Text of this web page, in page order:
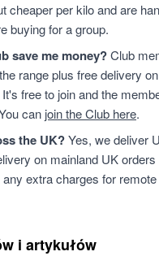
cheaper per kilo and are
buying for a group.
save me money?Club
range plus free delivery
free to join and the
can join the Club here.
the UK?Yes, we deliver
on mainland UK orders
extra charges for
i artykułów